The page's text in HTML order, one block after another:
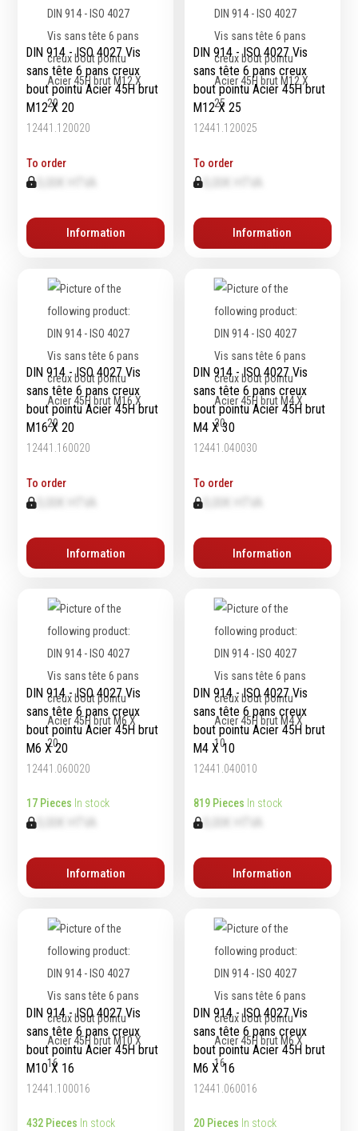
Echelles & Escabeaux
Graissage & huilage
DIN 914 - ISO 4027 Vis
sans tête 6 pans creux
bout pointu Acier 45H brut
M12 X 20
12441.120020
To order
0,00€ HTVA
Information
DIN 914 - ISO 4027 Vis
sans tête 6 pans creux
bout pointu Acier 45H brut
M12 X 25
12441.120025
To order
Information
DIN 914 - ISO 4027 Vis
sans tête 6 pans creux
bout pointu Acier 45H brut
M16 X 20
12441.160020
To order
0,00€ HTVA
Information
DIN 914 - ISO 4027 Vis
sans tête 6 pans creux
bout pointu Acier 45H brut
M4 X 30
12441.040030
To order
Information
DIN 914 - ISO 4027 Vis
sans tête 6 pans creux
bout pointu Acier 45H brut
M6 X 20
12441.060020
17 Pieces In stock
0,00€ HTVA
Information
DIN 914 - ISO 4027 Vis
sans tête 6 pans creux
bout pointu Acier 45H brut
M4 X 10
12441.040010
819 Pieces In stock
Information
DIN 914 - ISO 4027 Vis
sans tête 6 pans creux
bout pointu Acier 45H brut
M10 X 16
12441.100016
432 Pieces In stock
DIN 914 - ISO 4027 Vis
sans tête 6 pans creux
bout pointu Acier 45H brut
M6 X 16
12441.060016
20 Pieces In stock